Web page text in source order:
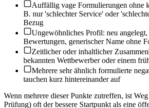
Auffällig vage Formulierungen ohne
B. nur 'schlechter Service' oder
Bezug
Ungewöhnliches Profil: neu
Bewertungen, generischer Name ohne
Zeitlicher oder inhaltlicher
bekannten Wettbewerber oder einem
Mehrere sehr ähnlich formulierte
tauchen kurz hintereinander auf
Wenn mehrere dieser Punkte zutreffen, ist
Prüfung) oft der bessere Startpunkt als eine